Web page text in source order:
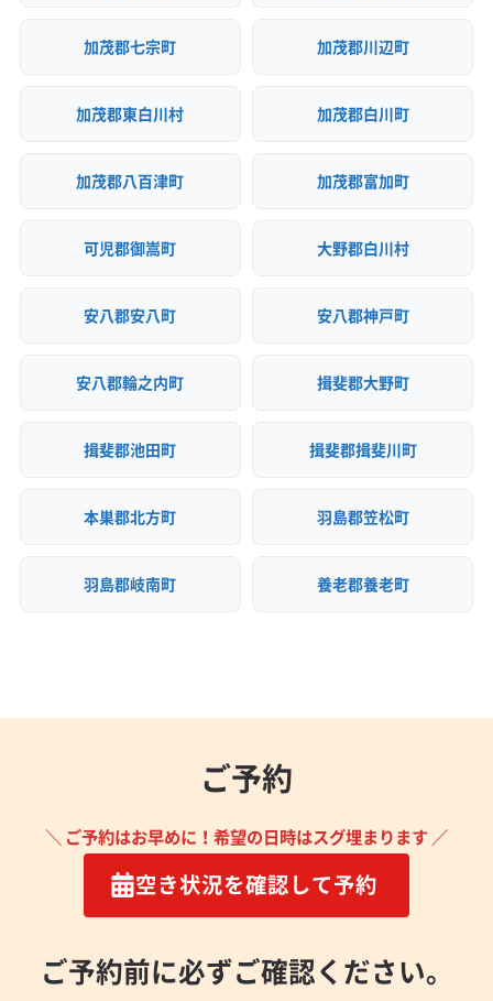
加茂郡七宗町 加茂郡川辺町
加茂郡東白川村 加茂郡白川町
加茂郡八百津町 加茂郡富加町
可児郡御嵩町 大野郡白川村
安八郡安八町 安八郡神戸町
安八郡輪之内町 揖斐郡大野町
揖斐郡池田町 揖斐郡揖斐川町
本巣郡北方町 羽島郡笠松町
羽島郡岐南町 養老郡養老町
ご予約
＼ ご予約はお早めに！希望の日時はスグ埋まります ／
空き状況を確認して予約
ご予約前に必ずご確認ください。